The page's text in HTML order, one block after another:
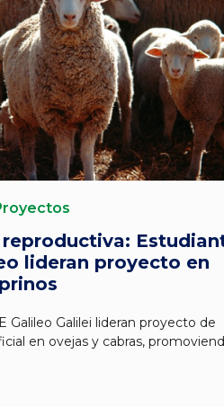
lideran proyecto en
Galileo Galilei lideran proyecto de
en ovejas y cabras,